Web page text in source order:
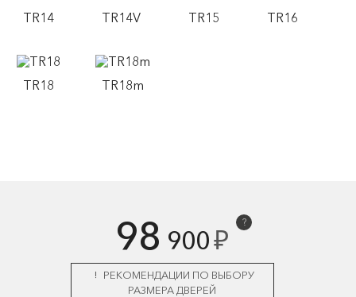
TR14 TR14V TR15 TR16
TR18 TR18m
98 900₽
?
РЕКОМЕНДАЦИИ ПО ВЫБОРУ
РАЗМЕРА ДВЕРЕЙ